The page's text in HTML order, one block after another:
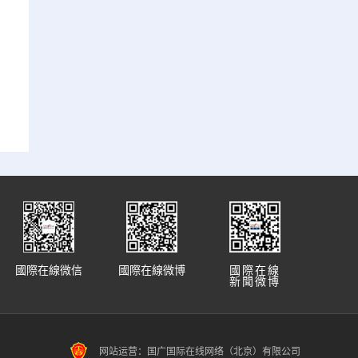
國際在線
新聞微博
國際在線微博
國際在線微信
网站运营：国广国际在线网络（北京）有限公司